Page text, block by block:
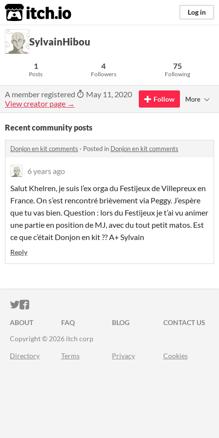
itch.io Log in
SylvainHibou
1
Posts
4
Followers
75
Following
A member registered
May 11, 2020
View creator page →
Follow More
Recent community posts
Donjon en kit comments · Posted in Donjon en kit comments
6 years ago
Salut Khelren, je suis l’ex orga du Festijeux de Villepreux en
France. On s’est rencontré brièvement via Peggy. J’espère
que tu vas bien. Question : lors du Festijeux je t’ai vu animer
une partie en position de MJ, avec du tout petit matos. Est
ce que c’était Donjon en kit ?? A+ Sylvain
Reply
ITCH.IO ON TWITTER
ITCH.IO ON FACEBOOK
ABOUT FAQ BLOG
CONTACT US
Copyright © 2026 itch corp
Directory Terms Privacy Cookies